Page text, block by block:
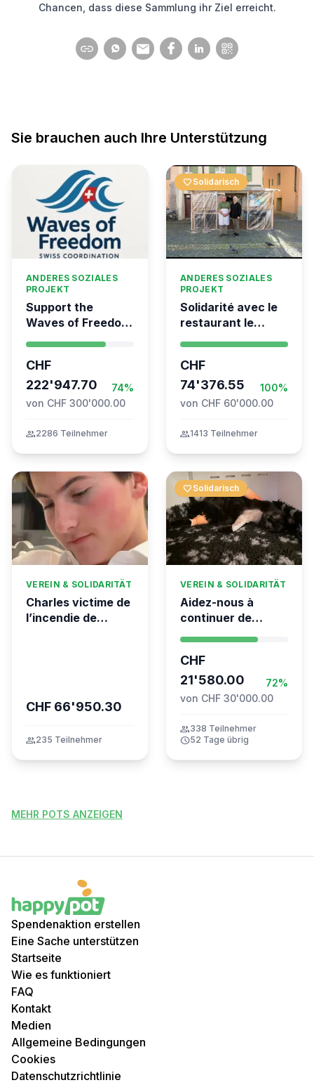
Chancen, dass diese Sammlung ihr Ziel erreicht.
Sie brauchen auch Ihre Unterstützung
ANDERES SOZIALES
PROJEKT
Support the
Waves of Freedom
the Global
Movement to Gaza
CHF
222'947.70
74%
von CHF 300'000.00
group2286 Teilnehmer
favorite Solidarisch
ANDERES SOZIALES
PROJEKT
Solidarité avec le
restaurant le
CHF
74'376.55
100%
von CHF 60'000.00
group1413 Teilnehmer
VEREIN & SOLIDARITÄT
Charles victime de
l’incendie de
CHF 66'950.30
group235 Teilnehmer
favorite Solidarisch
VEREIN & SOLIDARITÄT
Aidez-nous à
continuer de
CHF
21'580.00
72%
von CHF 30'000.00
group338 Teilnehmer
schedule52 Tage übrig
MEHR POTS ANZEIGEN
Spendenaktion erstellen
Eine Sache unterstützen
Startseite
Wie es funktioniert
FAQ
Kontakt
Medien
Allgemeine Bedingungen
Cookies
Datenschutzrichtlinie